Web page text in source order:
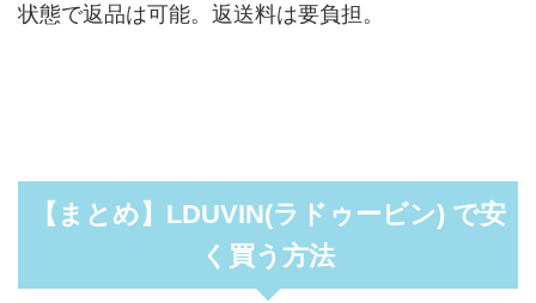
状態で返品は可能。返送料は要負担。
【まとめ】LDUVIN(ラドゥービン) で安
く買う方法